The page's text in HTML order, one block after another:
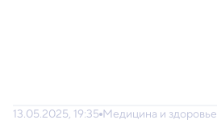
13.05.2025, 19:35 Медицина и здоровье